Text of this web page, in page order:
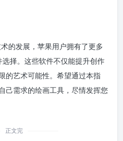
的发展，苹果用户拥有了更多
择。这些软件不仅能提升创作
的艺术可能性。希望通过本指
己需求的绘画工具，尽情发挥您
正文完